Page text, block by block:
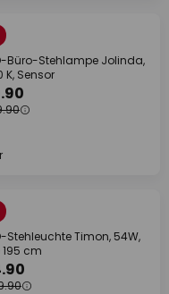
Büro-Stehlampe Jolinda,
K, Sensor
Stehleuchte Timon, 54W,
195 cm